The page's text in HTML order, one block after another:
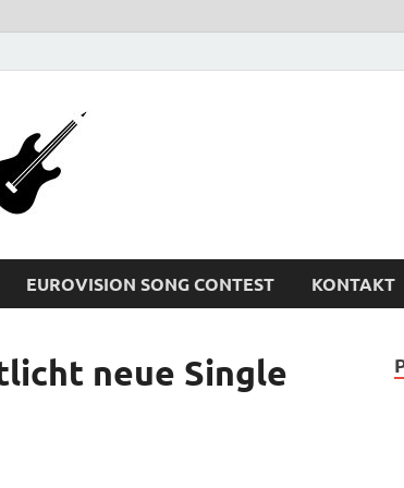
EUROVISION SONG CONTEST KONTAKT
neue Single